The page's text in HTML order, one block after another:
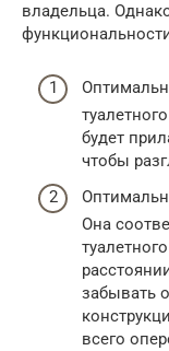
владельца.
будет
чтобы
Она
забывать
всего